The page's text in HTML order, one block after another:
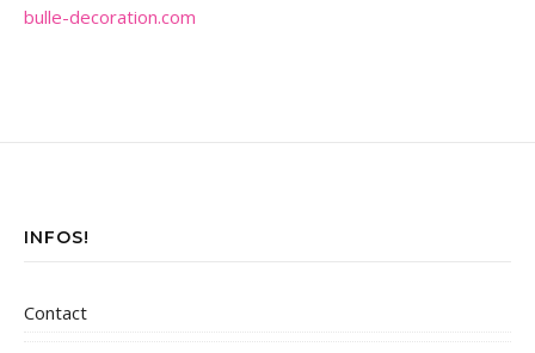
bulle-decoration.com
INFOS!
Contact